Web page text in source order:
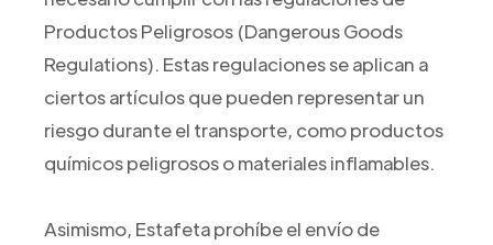
Productos Peligrosos (Dangerous Goods
Regulations). Estas regulaciones se aplican a
ciertos artículos que pueden representar un
riesgo durante el transporte, como productos
químicos peligrosos o materiales inflamables.
Asimismo, Estafeta prohíbe el envío de